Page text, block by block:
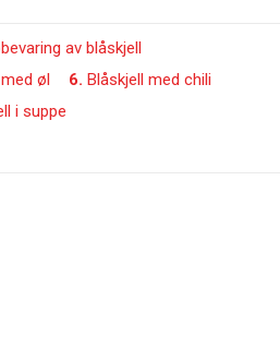
av blåskjell
øl 6. Blåskjell med chili
i suppe